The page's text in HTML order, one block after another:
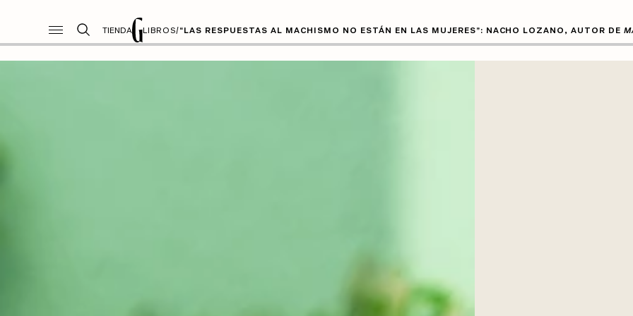
TIENDA LIBROS/“LAS RESPUESTAS AL MACHISMO NO ESTÁN EN LAS MUJERES”: NACHO LOZANO, AUTOR DE